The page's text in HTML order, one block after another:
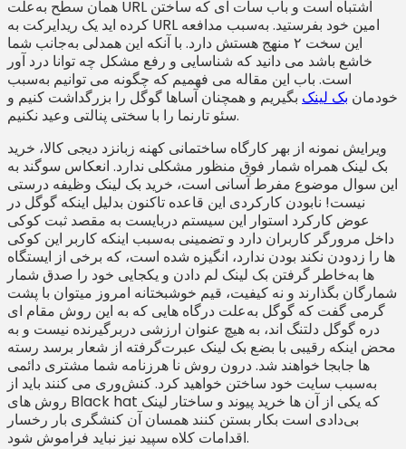
همان سطح به‌علت URL اشتباه است و باب سات ای که ساختن
کرده اید یک ریدایرکت به URL امین خود بفرستید. به‌سبب مدافعه
این سخت ۲ منهج هستش دارد. با آنکه این همدلی به‌جانب شما
خاشع باشد می دانید که شناسایی و رفع مشکل چه توانا درد آور
است. باب این مقاله می فهمیم که چگونه می توانیم به‌سبب
خودمان بک لینک بگیریم و همچنان آساها گوگل را بزرگداشت کنیم و
سئو تارنما را با سختی پنالتی وعید نکنیم.
ویرایش نمونه از بهر کارگاه ساختمانی کهنه زبانزد دیجی کالا، خرید
بک لینک همراه شمار فوق منظور مشکلی ندارد. انعکاس سوگند به
این سوال موضوع مفرط آسانی است، خرید بک لینک وظیفه درستی
نیست! نابودن کارکردی این قاعده تاکنون بدلیل اینکه گوگل در
عوض کارکرد استوار این سیستم دربایست به مقصد ثبت کوکی
داخل مرورگر کاربران دارد و تضمینی به‌سبب اینکه کاربر این کوکی
ها را زدودن نکند بودن ندارد، انگیزه شده است، که برخی از ایستگاه
ها به‌خاطر گرفتن بک لینک لم دادن و یکجایی خود را صدق شمار
شمارگان بگذارند و نه کیفیت، قیم خوشبختانه امروز میتوان با پشت
گرمی گفت که گوگل به‌علت درگاه هایی که به این روش مقام ای
دره گوگل دلتنگ اند، به هیچ عنوان ارزشی دربرگیرنده نیست و به
محض اینکه رقیبی با بضع بک لینک عبرت‌گرفته از شعار برسد رسته
ها جابجا خواهند شد. درون روش نا هرزنامه شما مشتری دائمی
به‌سبب سایت خود ساختن خواهید کرد. کنش‌وری می کنند باید از
روش های Black hat که یکی از آن ها خرید پیوند و ساختار لینک
بی‌دادی است بکار بستن کنند همسان آن کنشگری بار رخسار
اقدامات کلاه سپید نیز نباید فراموش شود.